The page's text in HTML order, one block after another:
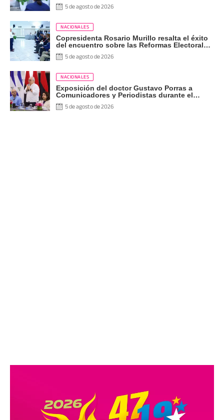
5 de agosto de 2026
NACIONALES
Copresidenta Rosario Murillo resalta el éxito
del encuentro sobre las Reformas Electorales
con diputados del PARLACEN
5 de agosto de 2026
NACIONALES
Exposición del doctor Gustavo Porras a
Comunicadores y Periodistas durante el
Proceso de Consulta a Reformas
Constitucionales
5 de agosto de 2026